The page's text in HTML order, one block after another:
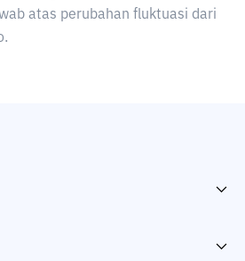
atas perubahan fluktuasi dari